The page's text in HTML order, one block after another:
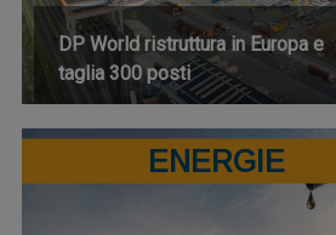
DP World ristruttura in Europa e
taglia 300 posti
ENERGIE